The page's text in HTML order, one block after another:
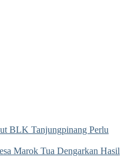
BLK Tanjungpinang Perlu
Marok Tua Dengarkan Hasil